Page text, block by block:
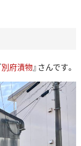
別府漬物』さんです。